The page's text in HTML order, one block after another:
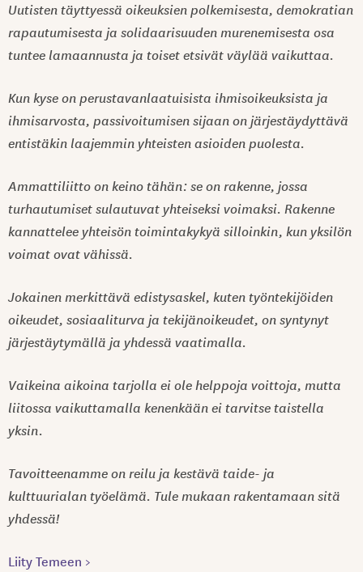
Uutisten täyttyessä oikeuksien polkemisesta, demokratian
rapautumisesta ja solidaarisuuden murenemisesta osa
tuntee lamaannusta ja toiset etsivät väylää vaikuttaa.
Kun kyse on perustavanlaatuisista ihmisoikeuksista ja
ihmisarvosta, passivoitumisen sijaan on järjestäydyttävä
entistäkin laajemmin yhteisten asioiden puolesta.
Ammattiliitto on keino tähän: se on rakenne, jossa
turhautumiset sulautuvat yhteiseksi voimaksi. Rakenne
kannattelee yhteisön toimintakykyä silloinkin, kun yksilön
voimat ovat vähissä.
Jokainen merkittävä edistysaskel, kuten työntekijöiden
oikeudet, sosiaaliturva ja tekijänoikeudet, on syntynyt
järjestäytymällä ja yhdessä vaatimalla.
Vaikeina aikoina tarjolla ei ole helppoja voittoja, mutta
liitossa vaikuttamalla kenenkään ei tarvitse taistella
yksin.
Tavoitteenamme on reilu ja kestävä taide- ja
kulttuurialan työelämä. Tule mukaan rakentamaan sitä
yhdessä!
Liity Temeen >